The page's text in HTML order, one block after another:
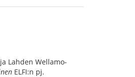
Lahden Wellamo-
ELFI:n pj.